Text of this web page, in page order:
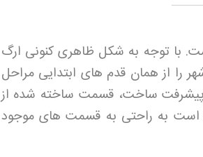
با توجه به شکل ظاهری کنونی ارگ
از همان قدم های ابتدایی مراحل
پیشرفت ساخت، قسمت ساخته شده از
است به راحتی به قسمت های موجود